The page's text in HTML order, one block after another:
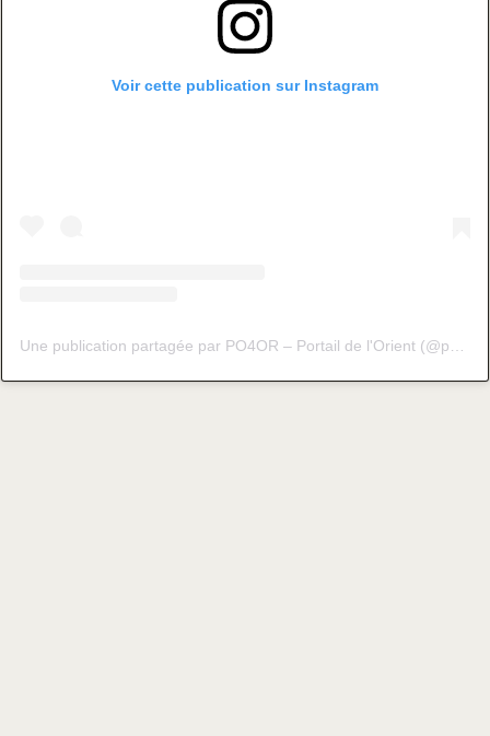
Voir cette publication sur Instagram